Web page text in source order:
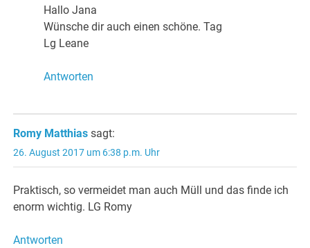
Hallo Jana
Wünsche dir auch einen schöne. Tag
Lg Leane
Antworten
Romy Matthias sagt:
26. August 2017 um 6:38 p.m. Uhr
Praktisch, so vermeidet man auch Müll und das finde ich
enorm wichtig. LG Romy
Antworten